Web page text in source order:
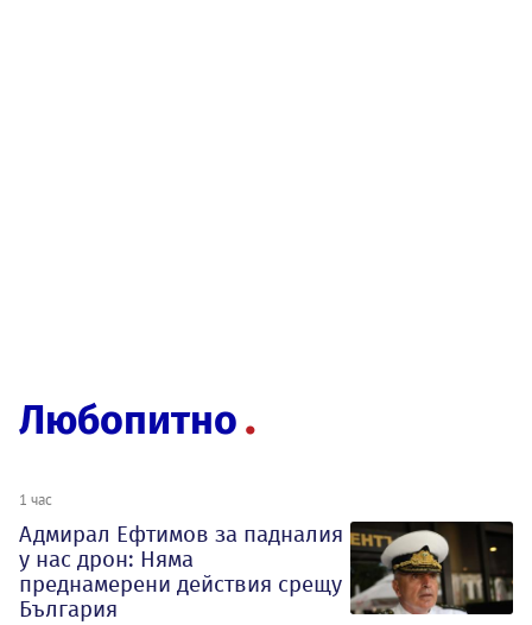
Любопитно
1 час
Адмирал Ефтимов за падналия
у нас дрон: Няма
преднамерени действия срещу
България